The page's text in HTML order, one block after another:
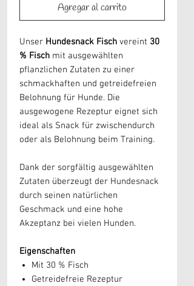
Agregar al carrito
Unser Hundesnack Fisch vereint 30
% Fisch mit ausgewählten
pflanzlichen Zutaten zu einer
schmackhaften und getreidefreien
Belohnung für Hunde. Die
ausgewogene Rezeptur eignet sich
ideal als Snack für zwischendurch
oder als Belohnung beim Training.
Dank der sorgfältig ausgewählten
Zutaten überzeugt der Hundesnack
durch seinen natürlichen
Geschmack und eine hohe
Akzeptanz bei vielen Hunden.
Eigenschaften
Mit 30 % Fisch
Getreidefreie Rezeptur